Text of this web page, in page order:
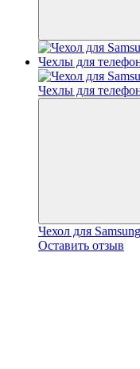
Чехол для
Оставить отзыв